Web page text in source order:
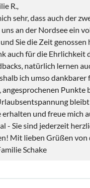
R.,
sehr, dass auch der
an der Nordsee ein
Sie die Zeit genossen
auch für die Ehrlichkeit
natürlich lernen
ich umso dankbarer
angesprochenen Punkte
erhalten und freue mich
- Sie sind jederzeit
Mit lieben Grüßen von
Schake